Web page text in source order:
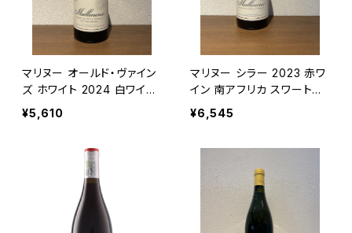
マリヌー オールド・ヴァイン
ズ ホワイト 2024 白ワイン
南アフリカ スワートランド 7
50ml
¥5,610
マリヌー シラー 2023 赤ワ
イン 南アフリカ スワートラ
ンド 750ml
¥6,545